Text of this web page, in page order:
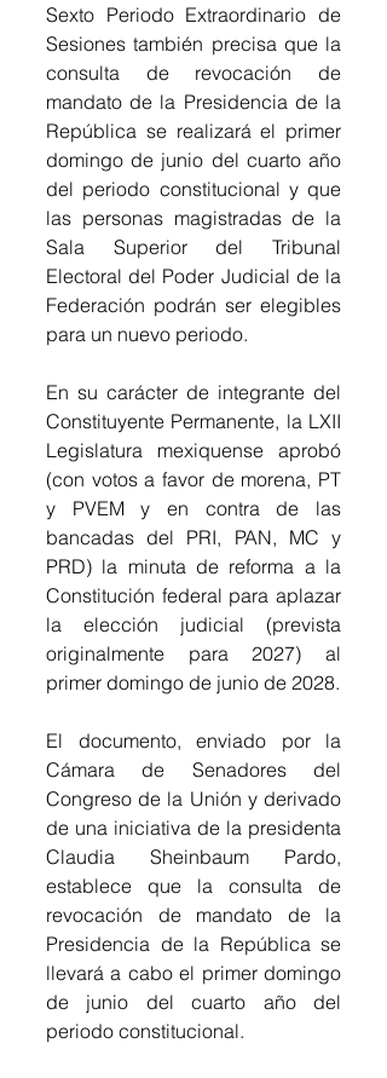
Sexto Periodo Extraordinario de
Sesiones también precisa que la
consulta de revocación de
mandato de la Presidencia de la
República se realizará el primer
domingo de junio del cuarto año
del periodo constitucional y que
las personas magistradas de la
Sala Superior del Tribunal
Electoral del Poder Judicial de la
Federación podrán ser elegibles
para un nuevo periodo.
En su carácter de integrante del
Constituyente Permanente, la LXII
Legislatura mexiquense aprobó
(con votos a favor de morena, PT
y PVEM y en contra de las
bancadas del PRI, PAN, MC y
PRD) la minuta de reforma a la
Constitución federal para aplazar
la elección judicial (prevista
originalmente para 2027) al
primer domingo de junio de 2028.
El documento, enviado por la
Cámara de Senadores del
Congreso de la Unión y derivado
de una iniciativa de la presidenta
Claudia Sheinbaum Pardo,
establece que la consulta de
revocación de mandato de la
Presidencia de la República se
llevará a cabo el primer domingo
de junio del cuarto año del
periodo constitucional.